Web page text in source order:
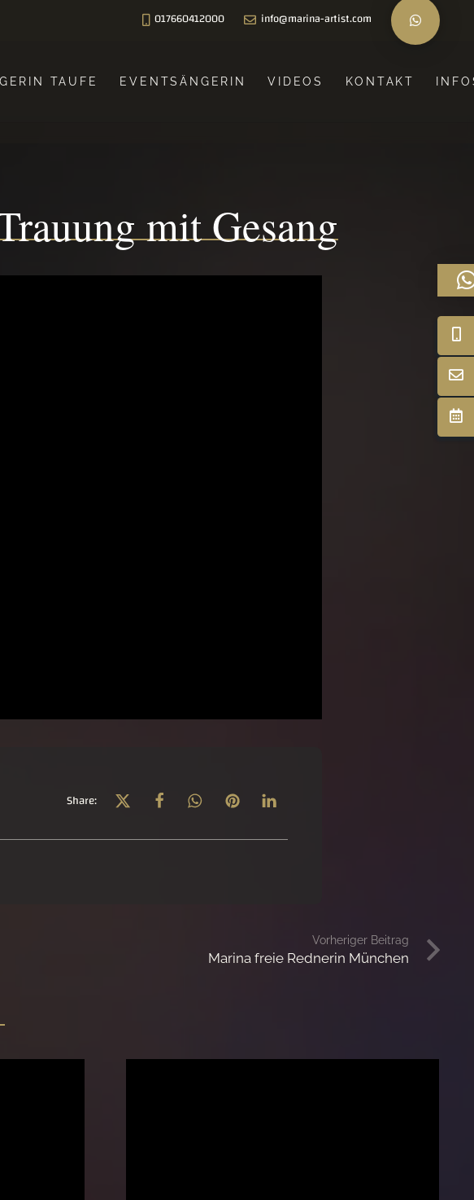
017660412000 info@marina-artist.com
TAUFE EVENTSÄNGERIN VIDEOS KONTAKT
mit Gesang
Share:
Vorheriger Beitrag
Marina freie Rednerin München